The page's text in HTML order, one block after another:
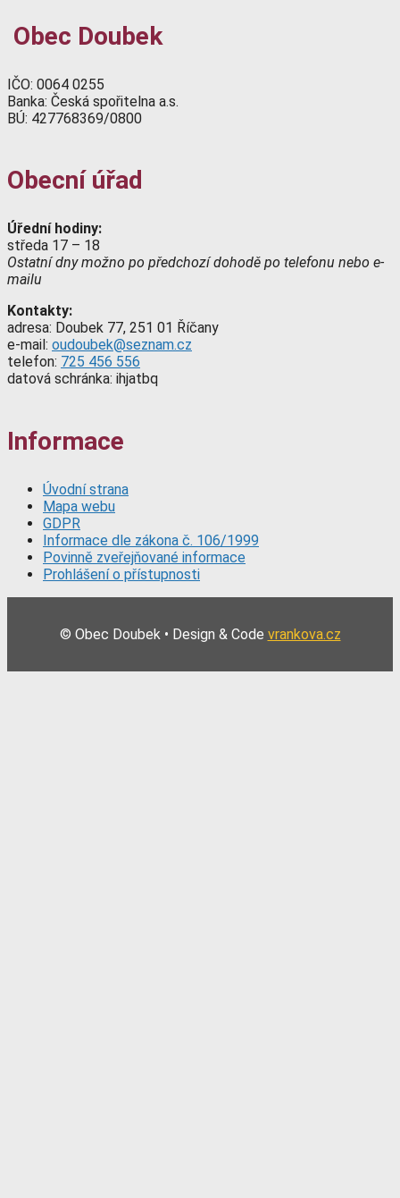
Obec Doubek
IČO: 0064 0255
Banka: Česká spořitelna a.s.
BÚ: 427768369/0800
Obecní úřad
Úřední hodiny:
středa 17 – 18
Ostatní dny možno po předchozí dohodě po telefonu nebo e-
mailu
Kontakty:
adresa: Doubek 77, 251 01 Říčany
e-mail: oudoubek@seznam.cz
telefon: 725 456 556
datová schránka: ihjatbq
Informace
Úvodní strana
Mapa webu
GDPR
Informace dle zákona č. 106/1999
Povinně zveřejňované informace
Prohlášení o přístupnosti
© Obec Doubek • Design & Code vrankova.cz